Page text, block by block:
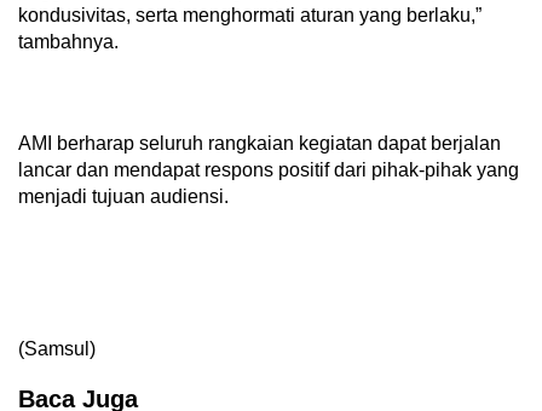
kondusivitas, serta menghormati aturan yang berlaku,”
tambahnya.
AMI berharap seluruh rangkaian kegiatan dapat berjalan
lancar dan mendapat respons positif dari pihak-pihak yang
menjadi tujuan audiensi.
(Samsul)
Baca Juga